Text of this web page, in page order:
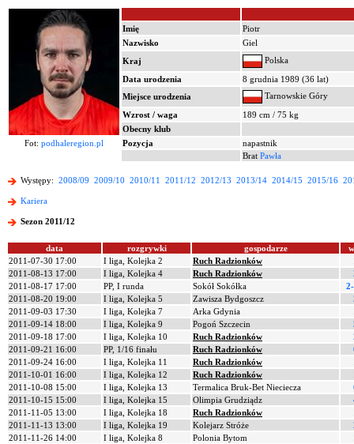
Imię
Piotr
Nazwisko
Giel
Kraj
Polska
Data urodzenia
8 grudnia 1989 (36 lat)
Miejsce urodzenia
Tarnowskie Góry
Wzrost / waga
189 cm / 75 kg
Obecny klub
Fot: podhaleregion.pl Pozycja
napastnik
Brat Pawła
Występy: 2008/09 2009/10 2010/11 2011/12 2012/13 2013/14 2014/15 2015/16
Kariera
Sezon 2011/12
data rozgrywki gospodarze
2011-07-30 17:00
I liga, Kolejka 2 Ruch Radzionków
2011-08-13 17:00
I liga, Kolejka 4 Ruch Radzionków
2011-08-17 17:00
PP, I runda Sokół Sokółka
2011-08-20 19:00
I liga, Kolejka 5 Zawisza Bydgoszcz
2011-09-03 17:30
I liga, Kolejka 7 Arka Gdynia
2011-09-14 18:00
I liga, Kolejka 9 Pogoń Szczecin
2011-09-18 17:00
I liga, Kolejka 10 Ruch Radzionków
2011-09-21 16:00
PP, 1/16 finału Ruch Radzionków
2011-09-24 16:00
I liga, Kolejka 11 Ruch Radzionków
2011-10-01 16:00
I liga, Kolejka 12 Ruch Radzionków
2011-10-08 15:00
I liga, Kolejka 13 Termalica Bruk-Bet Nieciecza
2011-10-15 15:00
I liga, Kolejka 15 Olimpia Grudziądz
2011-11-05 13:00
I liga, Kolejka 18 Ruch Radzionków
2011-11-13 13:00
I liga, Kolejka 19 Kolejarz Stróże
2011-11-26 14:00
I liga, Kolejka 8 Polonia Bytom